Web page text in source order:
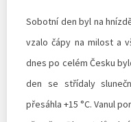
Sobotní den byl na
vzalo čápy na milost a
dnes po celém Česku
den se střídaly
přesáhla +15 °C. Vanul